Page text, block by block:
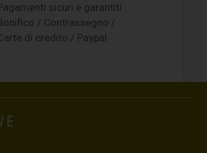
sicuri e garantiti
/ Contrassegno /
di credito / Paypal